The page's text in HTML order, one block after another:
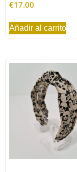
€17.00
Añadir al carrito